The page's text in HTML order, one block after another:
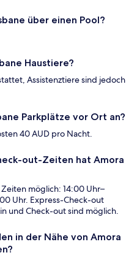
über einen Pool?
Haustiere?
Assistenztiere sind jedoch
Parkplätze vor Ort an?
40 AUD pro Nacht.
out-Zeiten hat Amora
möglich: 14:00 Uhr–
Uhr. Express-Check-out
und Check-out sind möglich.
in der Nähe von Amora